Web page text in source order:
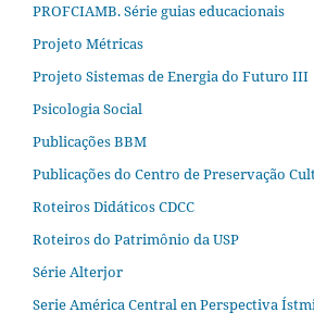
PROFCIAMB. Série guias educacionais
Projeto Métricas
Projeto Sistemas de Energia do Futuro III
Psicologia Social
Publicações BBM
Publicações do Centro de Preservação
Roteiros Didáticos CDCC
Roteiros do Patrimônio da USP
Série Alterjor
Serie América Central en Perspectiva